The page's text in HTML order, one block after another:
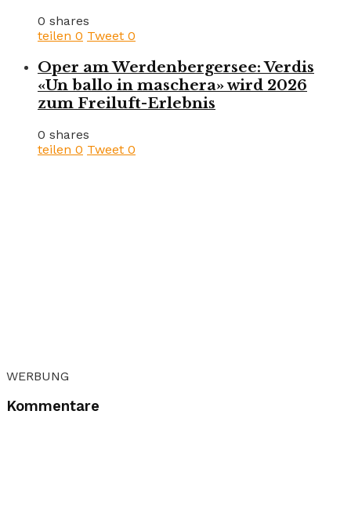
0 shares
teilen 0 Tweet 0
Oper am Werdenbergersee: Verdis
«Un ballo in maschera» wird 2026
zum Freiluft-Erlebnis
0 shares
teilen 0 Tweet 0
WERBUNG
Kommentare